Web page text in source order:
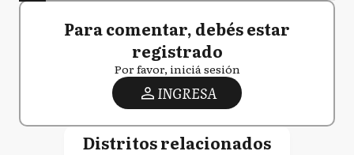
Para comentar, debés estar
registrado
Por favor, iniciá sesión
INGRESA
Distritos relacionados